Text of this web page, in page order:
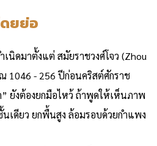
ดยย่อ
เนิดมาตั้งแต่ สมัยราชวงศ์โจว (Zhou
1046 - 256 ปีก่อนคริสต์ศักราช
ยังต้องยกมือไหว้ ถ้าพูดให้เห็นภาพ
เดียว ยกพื้นสูง ล้อมรอบด้วยกำแพง